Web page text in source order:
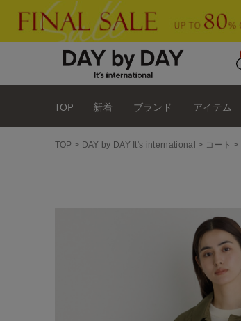
TOP 新着 ブランド アイテム
TOP DAY by DAY It's international コート